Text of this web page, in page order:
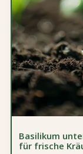
Basilikum
für frische